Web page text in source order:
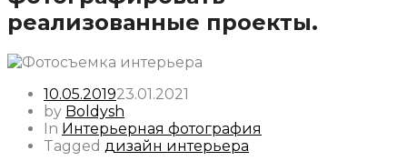
реализованные проекты.
10.05.201923.01.2021
by Boldysh
In Интерьерная фотография
Tagged дизайн интерьера